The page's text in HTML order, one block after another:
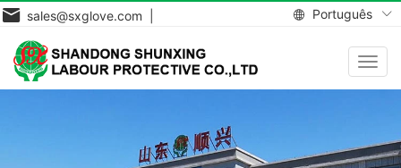
Português
sales@sxglove.com |